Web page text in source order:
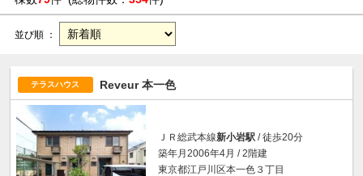
並び順 ：
テラスハウス Reveur 本一色
ＪＲ総武本線新小岩駅 / 徒歩20分
築年月2006年4月 / 2階建
東京都江戸川区本一色３丁目